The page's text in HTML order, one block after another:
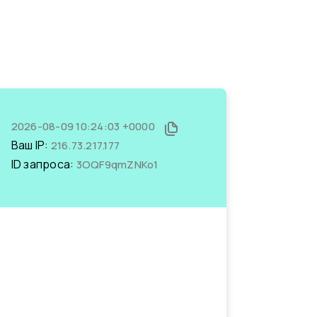
2026-08-09 10:24:03 +0000
Ваш IP: 216.73.217.177
ID запроса: 3OQF9qmZNKo1